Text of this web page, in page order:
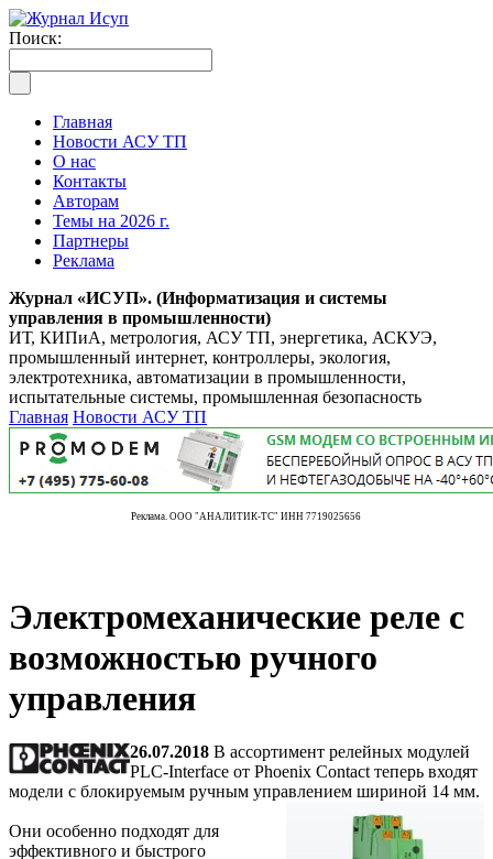
Поиск:
Главная
Новости АСУ ТП
О нас
Контакты
Авторам
Темы на 2026 г.
Партнеры
Реклама
Журнал «ИСУП». (Информатизация и системы
управления в промышленности)
ИТ, КИПиА, метрология, АСУ ТП, энергетика, АСКУЭ,
промышленный интернет, контроллеры, экология,
электротехника, автоматизации в промышленности,
испытательные системы, промышленная безопасность
Главная Новости АСУ ТП
Реклама. ООО "АНАЛИТИК-ТС" ИНН 7719025656
Электромеханические реле с
возможностью ручного
управления
26.07.2018 В ассортимент релейных модулей
PLC-Interface от Phoenix Contact теперь входят
модели с блокируемым ручным управлением шириной 14 мм.
Они особенно подходят для
эффективного и быстрого